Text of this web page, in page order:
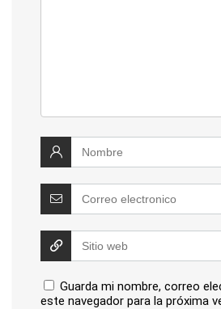
Guarda mi nombre, correo
este navegador para la próxima